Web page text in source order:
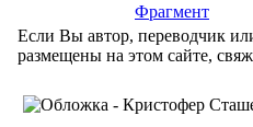
Фрагмент
Если Вы автор, переводчик
размещены на этом сайте,